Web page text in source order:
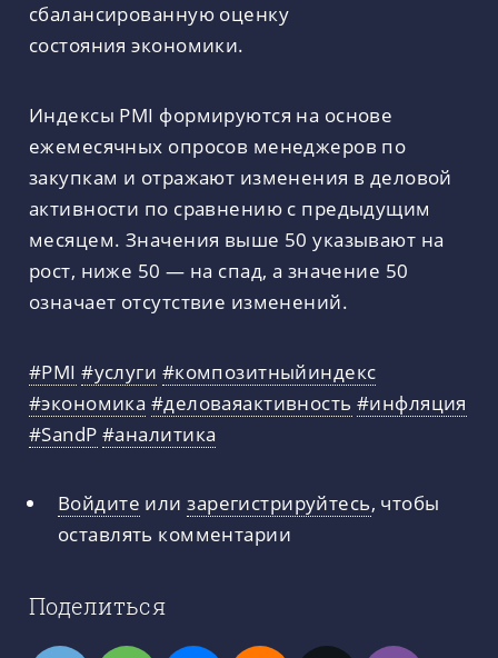
сбалансированную оценку
состояния экономики.
Индексы PMI формируются на основе
ежемесячных опросов менеджеров по
закупкам и отражают изменения в деловой
активности по сравнению с предыдущим
месяцем. Значения выше 50 указывают на
рост, ниже 50 — на спад, а значение 50
означает отсутствие изменений.
#PMI #услуги #композитныйиндекс
#экономика #деловаяактивность #инфляция
#SandP #аналитика
Войдите илизарегистрируйтесь, чтобы
оставлять комментарии
Поделиться